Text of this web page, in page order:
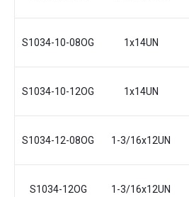
S1034-10-08OG 1x14UN
S1034-10-12OG 1x14UN
S1034-12-08OG 1-3/16x12UN
S1034-12OG 1-3/16x12UN